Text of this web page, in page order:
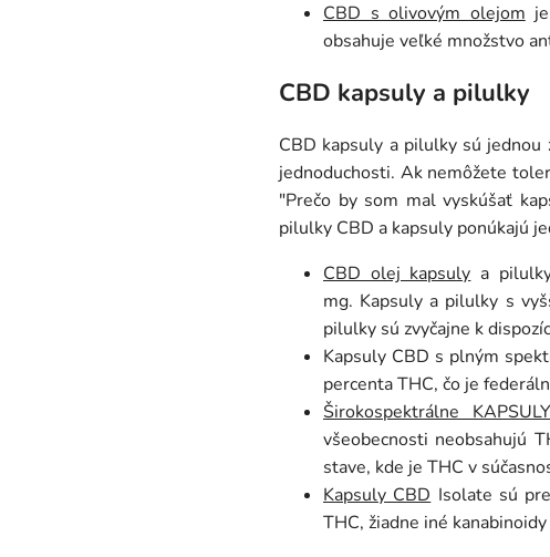
CBD s olivovým olejomje
obsahuje veľké množstvo
CBD kapsuly a pilulky
CBD kapsuly a pilulky sú jednou
jednoduchosti. Ak nemôžete
"Prečo by som mal vyskúšať
pilulky CBD a kapsuly ponúkajú
CBD olej kapsulya pilulky
mg. Kapsuly a pilulky s
pilulky sú zvyčajne k
Kapsuly CBD s plným
percenta THC, čo je
Širokospektrálne
všeobecnosti neobsahujú
stave, kde je THC v
Kapsuly CBDIsolate sú
THC, žiadne iné